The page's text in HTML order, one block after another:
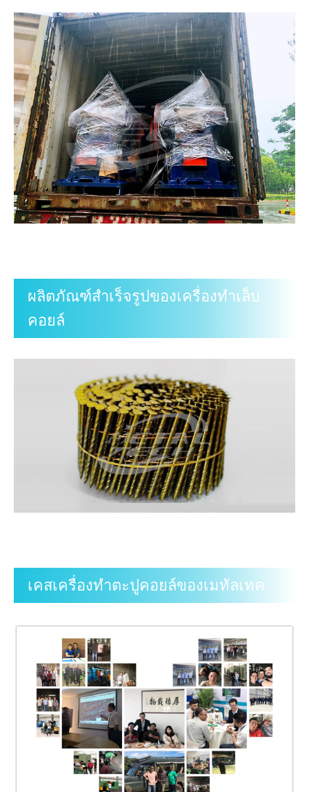
ผลิตภัณฑ์สำเร็จรูปของเครื่องทำเล็บ
คอยล์
เคสเครื่องทำตะปูคอยล์ของเมทัลเทค